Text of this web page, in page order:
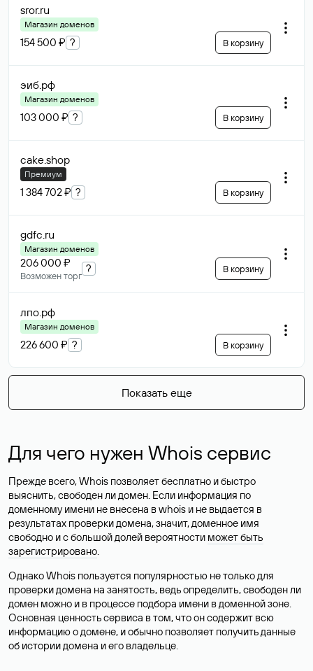
sror.ru
Магазин доменов
154 500 ₽ ? В корзину
эиб.рф
Магазин доменов
103 000 ₽ ? В корзину
cake.shop
Премиум
1 384 702 ₽ ? В корзину
gdfc.ru
Магазин доменов
206 000 ₽
Возможен торг
? В корзину
лпо.рф
Магазин доменов
226 600 ₽ ? В корзину
Показать еще
Для чего нужен Whois сервис
Прежде всего, Whois позволяет бесплатно и быстро
выяснить, свободен ли домен. Если информация по
доменному имени не внесена в whois и не выдается в
результатах проверки домена, значит, доменное имя
свободно и с большой долей вероятности может быть
зарегистрировано.
Однако Whois пользуется популярностью не только для
проверки домена на занятость, ведь определить, свободен ли
домен можно и в процессе подбора имени в доменной зоне.
Основная ценность сервиса в том, что он содержит всю
информацию о домене, и обычно позволяет получить данные
об истории домена и его владельце.